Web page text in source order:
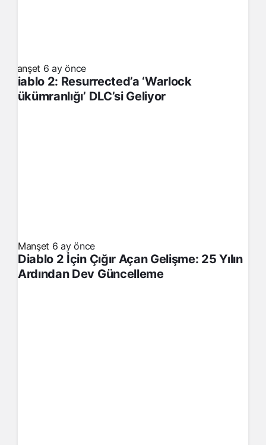
Manşet 6 ay önce
Diablo 2: Resurrected’a ‘Warlock
Hükümranlığı’ DLC’si Geliyor
Manşet 6 ay önce
Diablo 2 İçin Çığır Açan Gelişme: 25 Yılın
Ardından Dev Güncelleme